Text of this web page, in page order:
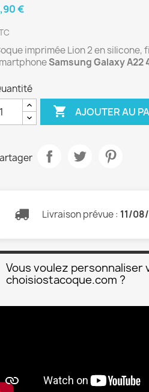
€
imprimée Lion 2 en
Samsung Galaxy A22
 AJOUTER AU
Livraison prévue : 11/
Vous voulez
choisiostacoque.com ?